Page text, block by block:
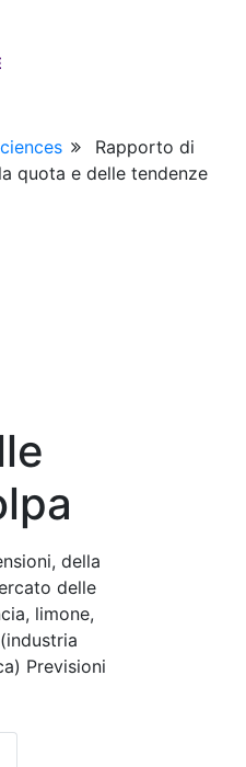
Rapporto di
quota e delle tendenze
della
delle
limone,
Previsioni